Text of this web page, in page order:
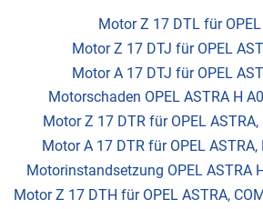
Motor Z 17 DTL für OPEL
Motor Z 17 DTJ für OPEL
Motor A 17 DTJ für OPEL
Motorschaden OPEL ASTRA H
Motor Z 17 DTR für OPEL ASTRA,
Motor A 17 DTR für OPEL ASTRA,
Motorinstandsetzung OPEL ASTRA
Motor Z 17 DTH für OPEL ASTRA,